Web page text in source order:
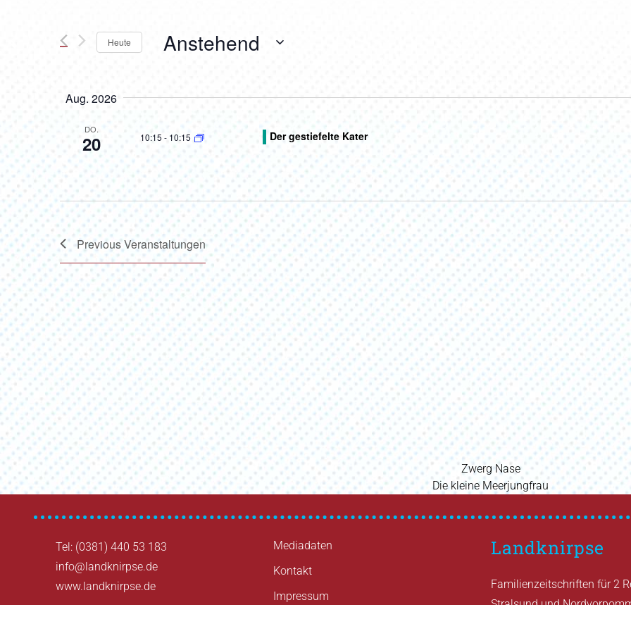
Suche
und
Ansichten,
Navigation
Schlüsselwort.
Heute Anstehend
Aug. 2026
DO.
20 10:15 - 10:15 Der gestiefelte Kater
PreviousVeranstaltungen
Beitragsnavigation
Vorheriger
Beitrag
Zwerg Nase
Nächster
Die kleine Meerjungfrau
Tel: (0381) 440 53 183
info@landknirpse.de
www.landknirpse.de
Mediadaten
Kontakt
Impressum
Landknirpse
Familienzeitschriften für 2
Stralsund und